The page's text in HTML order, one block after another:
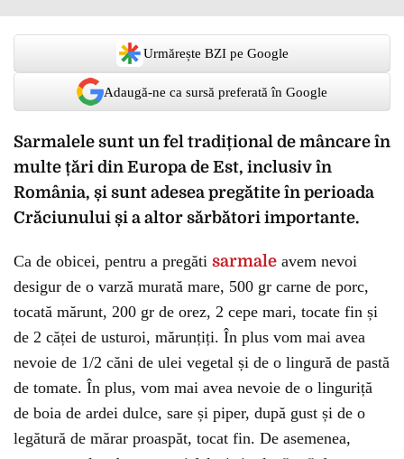
Urmărește BZI pe Google
Adaugă-ne ca sursă preferată în Google
Sarmalele sunt un fel tradițional de mâncare în
multe țări din Europa de Est, inclusiv în
România, și sunt adesea pregătite în perioada
Crăciunului și a altor sărbători importante.
Ca de obicei, pentru a pregăti sarmale avem nevoi
desigur de o varză murată mare, 500 gr carne de porc,
tocată mărunt, 200 gr de orez, 2 cepe mari, tocate fin și
de 2 căței de usturoi, mărunțiți. În plus vom mai avea
nevoie de 1/2 căni de ulei vegetal și de o lingură de pastă
de tomate. În plus, vom mai avea nevoie de o linguriță
de boia de ardei dulce, sare și piper, după gust și de o
legătură de mărar proaspăt, tocat fin. De asemenea,